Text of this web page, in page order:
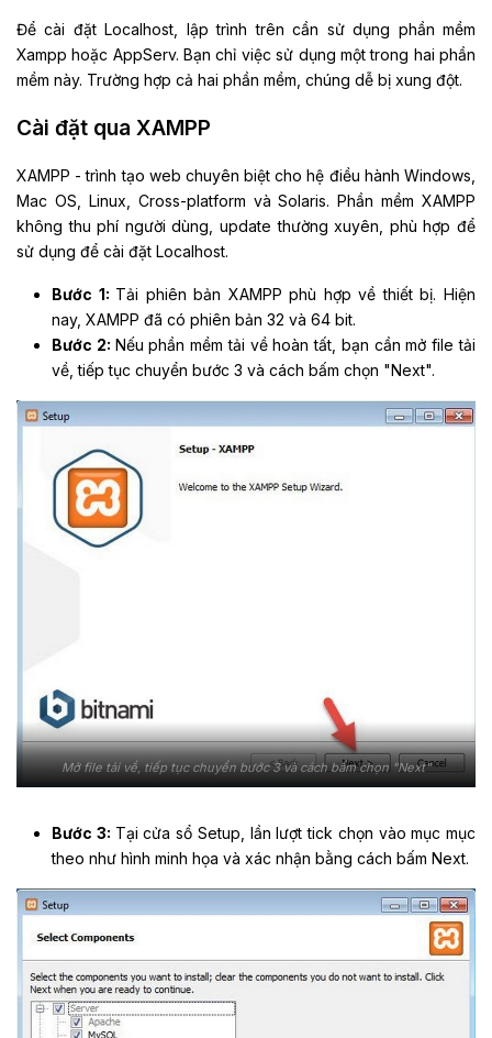
Để cài đặt Localhost, lập trình trên cần sử dụng phần mềm
Xampp hoặc AppServ. Bạn chỉ việc sử dụng một trong hai phần
mềm này. Trường hợp cả hai phần mềm, chúng dễ bị xung đột.
Cài đặt qua XAMPP
XAMPP - trình tạo web chuyên biệt cho hệ điều hành Windows,
Mac OS, Linux, Cross-platform và Solaris. Phần mềm XAMPP
không thu phí người dùng, update thường xuyên, phù hợp để
sử dụng để cài đặt Localhost.
Bước 1: Tải phiên bản XAMPP phù hợp về thiết bị. Hiện
nay, XAMPP đã có phiên bản 32 và 64 bit.
Bước 2: Nếu phần mềm tải về hoàn tất, bạn cần mở file tải
về, tiếp tục chuyển bước 3 và cách bấm chọn "Next".
Mở file tải về, tiếp tục chuyển bước 3 và cách bấm chọn "Next"
Bước 3: Tại cửa sổ Setup, lần lượt tick chọn vào mục mục
theo như hình minh họa và xác nhận bằng cách bấm Next.